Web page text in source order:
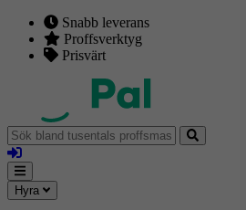
Snabb leverans
Proffsverktyg
Prisvärt
Sök
bland
tusentals
proffsmaskiner
Logga
in
Mina
sidor
Meny
Hyra